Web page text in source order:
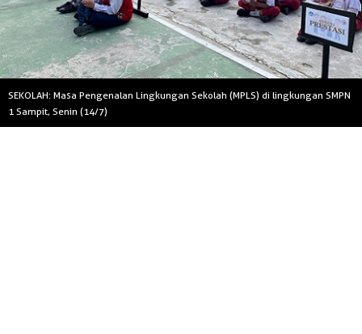
SEKOLAH: Masa Pengenalan Lingkungan Sekolah (MPLS) di lingkungan SMPN
1 Sampit, Senin (14/7)